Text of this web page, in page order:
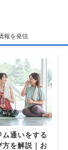
報を発信
ム通いをする
方を解説｜お